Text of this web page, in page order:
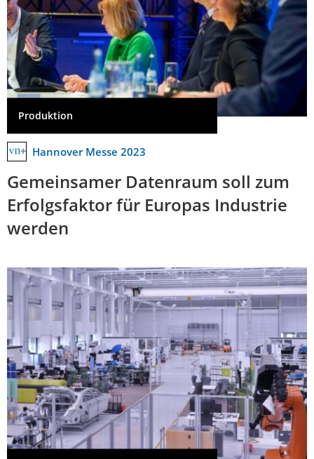
Produktion
Hannover Messe 2023
Gemeinsamer Datenraum soll zum
Erfolgsfaktor für Europas Industrie
werden